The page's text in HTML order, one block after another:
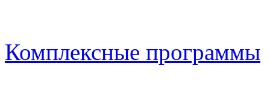
Комплексные программы